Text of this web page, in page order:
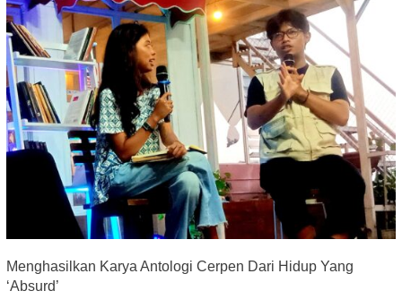
Menghasilkan Karya Antologi Cerpen Dari Hidup Yang
‘Absurd’